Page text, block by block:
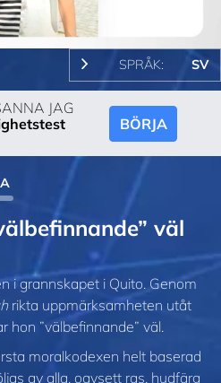
Video
SPRÅK: SV
JAG
BÖRJA
väl
i grannskapet i Quito. Genom
rikta uppmärksamheten utåt
hon ”välbefinnande” väl.
moralkodexen helt baserad
av alla, oavsett ras, hudfärg